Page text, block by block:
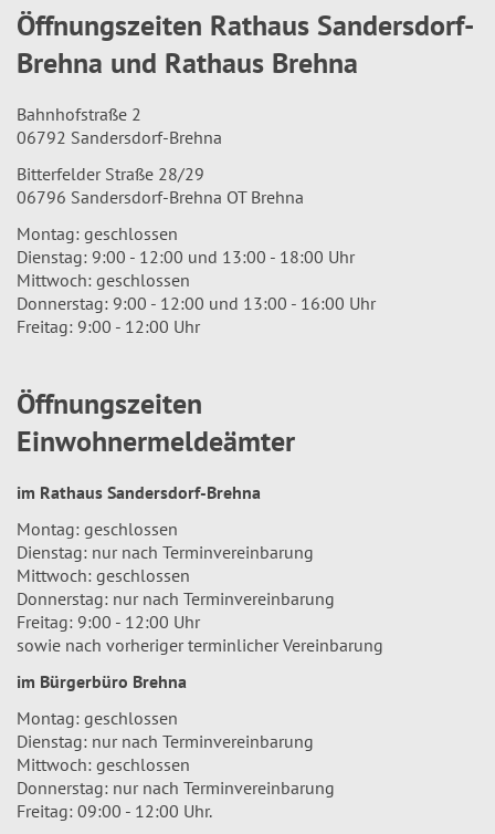
Öffnungszeiten Rathaus Sandersdorf-
Brehna und Rathaus Brehna
Bahnhofstraße 2
06792 Sandersdorf-Brehna
Bitterfelder Straße 28/29
06796 Sandersdorf-Brehna OT Brehna
Montag: geschlossen
Dienstag: 9:00 - 12:00 und 13:00 - 18:00 Uhr
Mittwoch: geschlossen
Donnerstag: 9:00 - 12:00 und 13:00 - 16:00 Uhr
Freitag: 9:00 - 12:00 Uhr
Öffnungszeiten
Einwohnermeldeämter
im Rathaus Sandersdorf-Brehna
Montag: geschlossen
Dienstag: nur nach Terminvereinbarung
Mittwoch: geschlossen
Donnerstag: nur nach Terminvereinbarung
Freitag: 9:00 - 12:00 Uhr
sowie nach vorheriger terminlicher Vereinbarung
im Bürgerbüro Brehna
Montag: geschlossen
Dienstag: nur nach Terminvereinbarung
Mittwoch: geschlossen
Donnerstag: nur nach Terminvereinbarung
Freitag: 09:00 - 12:00 Uhr.